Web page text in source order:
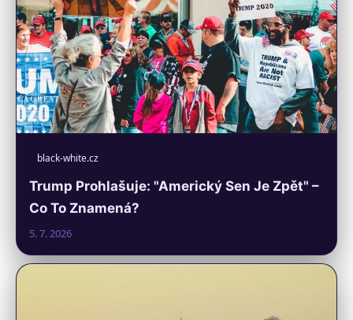
black-white.cz
Trump Prohlašuje: "Americký Sen Je Zpět" –
Co To Znamená?
5. 7. 2026